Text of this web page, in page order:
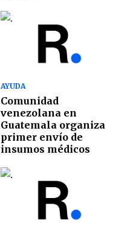
AYUDA
Comunidad
venezolana en
Guatemala organiza
primer envío de
insumos médicos